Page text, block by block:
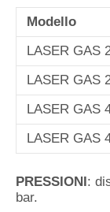
Modello
LASER GAS
LASER GAS
LASER GAS
LASER GAS
PRESSIONI:
bar.